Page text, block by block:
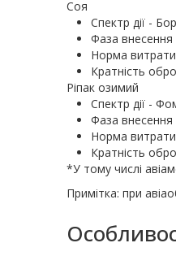
Соя
Спектр дії -
Фаза внесення
Норма
Кратність
Ріпак озимий
Спектр дії -
Фаза внесення
Норма
Кратність
*У тому числі
Примітка: при